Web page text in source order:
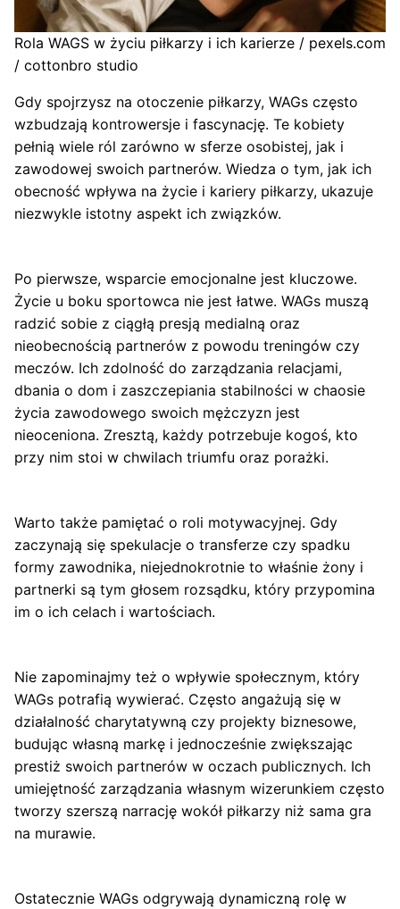
Rola WAGS w życiu piłkarzy i ich karierze / pexels.com
/ cottonbro studio
Gdy spojrzysz na otoczenie piłkarzy, WAGs często
wzbudzają kontrowersje i fascynację. Te kobiety
pełnią wiele ról zarówno w sferze osobistej, jak i
zawodowej swoich partnerów. Wiedza o tym, jak ich
obecność wpływa na życie i kariery piłkarzy, ukazuje
niezwykle istotny aspekt ich związków.
Po pierwsze, wsparcie emocjonalne jest kluczowe.
Życie u boku sportowca nie jest łatwe. WAGs muszą
radzić sobie z ciągłą presją medialną oraz
nieobecnością partnerów z powodu treningów czy
meczów. Ich zdolność do zarządzania relacjami,
dbania o dom i zaszczepiania stabilności w chaosie
życia zawodowego swoich mężczyzn jest
nieoceniona. Zresztą, każdy potrzebuje kogoś, kto
przy nim stoi w chwilach triumfu oraz porażki.
Warto także pamiętać o roli motywacyjnej. Gdy
zaczynają się spekulacje o transferze czy spadku
formy zawodnika, niejednokrotnie to właśnie żony i
partnerki są tym głosem rozsądku, który przypomina
im o ich celach i wartościach.
Nie zapominajmy też o wpływie społecznym, który
WAGs potrafią wywierać. Często angażują się w
działalność charytatywną czy projekty biznesowe,
budując własną markę i jednocześnie zwiększając
prestiż swoich partnerów w oczach publicznych. Ich
umiejętność zarządzania własnym wizerunkiem często
tworzy szerszą narrację wokół piłkarzy niż sama gra
na murawie.
Ostatecznie WAGs odgrywają dynamiczną rolę w